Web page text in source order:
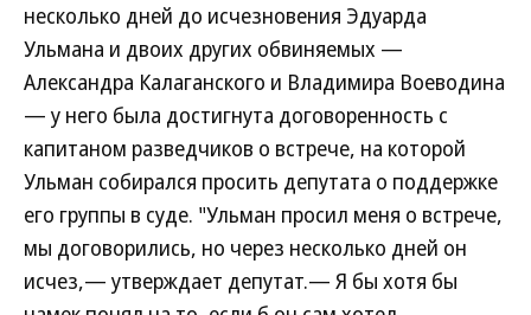
несколько дней до исчезновения Эдуарда
Ульмана и двоих других обвиняемых —
Александра Калаганского и Владимира Воеводина
— у него была достигнута договоренность с
капитаном разведчиков о встрече, на которой
Ульман собирался просить депутата о поддержке
его группы в суде. "Ульман просил меня о встрече,
мы договорились, но через несколько дней он
исчез,— утверждает депутат.— Я бы хотя бы